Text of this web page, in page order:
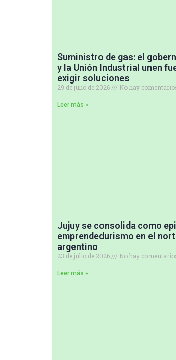
Suministro de gas: el
y la Unión Industrial unen
exigir soluciones
29 de julio de 2026 No hay
Leer más »
Jujuy se consolida como
emprendedurismo en el
argentino
23 de julio de 2026 No hay
Leer más »